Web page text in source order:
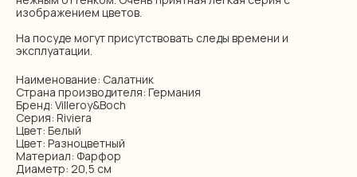
изображением цветов.
На посуде могут присутствовать следы времени и
эксплуатации.
Наименование: Салатник
Страна производителя: Германия
Бренд: Villeroy&Boch
Серия: Riviera
Цвет: Белый
Цвет: Разноцветный
Материал: Фарфор
Диаметр: 20,5 см